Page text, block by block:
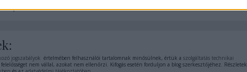
api/trackback/id/4500141
jogszabályok értelmében felhasználói tartalomnak minősülnek, értük a szolgáltatás technikai
nem vállal, azokat nem ellenőrzi. Kifogás esetén forduljon a blog szerkesztőjéhez. Részletek